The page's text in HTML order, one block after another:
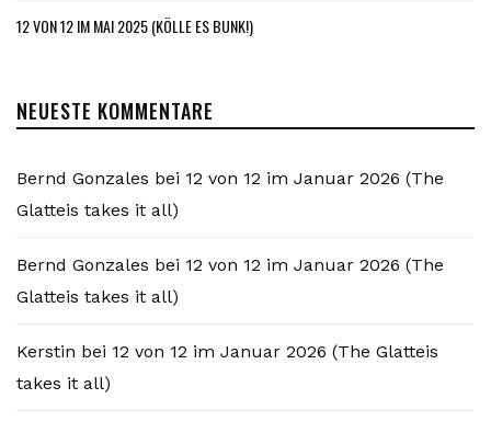
12 VON 12 IM MAI 2025 (KÖLLE ES BUNK!)
NEUESTE KOMMENTARE
Bernd Gonzales bei 12 von 12 im Januar 2026 (The
Glatteis takes it all)
Bernd Gonzales bei 12 von 12 im Januar 2026 (The
Glatteis takes it all)
Kerstin bei 12 von 12 im Januar 2026 (The Glatteis
takes it all)